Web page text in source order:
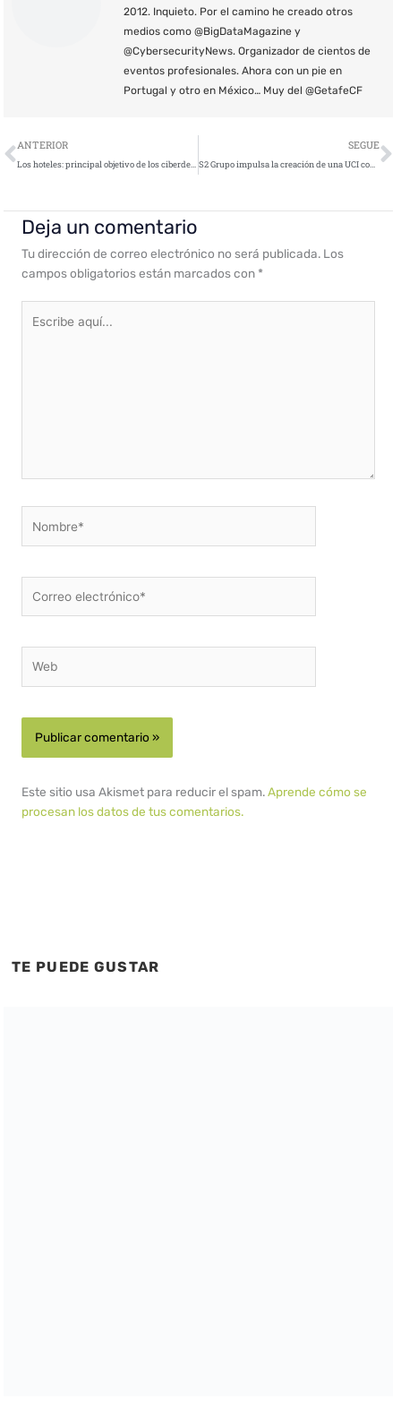
2012. Inquieto. Por el camino he creado otros
medios como @BigDataMagazine y
@CybersecurityNews. Organizador de cientos de
eventos profesionales. Ahora con un pie en
Portugal y otro en México… Muy del @GetafeCF
Ant
ANTERIOR
Los hoteles: principal objetivo de los ciberdelincuentes en verano
SEGUE
S2 Grupo impulsa la creación de una UCI como laboratorio para evitar ciberataques en el ámbito sanitario
Deja un comentario
Tu dirección de correo electrónico no será publicada. Los
campos obligatorios están marcados con *
aquí...
electrónico*
Este sitio usa Akismet para reducir el spam.Aprende cómo se
procesan los datos de tus comentarios.
TE PUEDE GUSTAR